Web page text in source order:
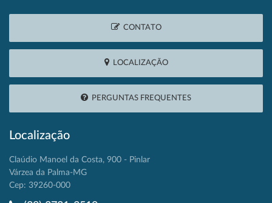
CONTATO
LOCALIZAÇÃO
PERGUNTAS FREQUENTES
Localização
Claúdio Manoel da Costa, 900 - Pinlar
Várzea da Palma-MG
Cep: 39260-000